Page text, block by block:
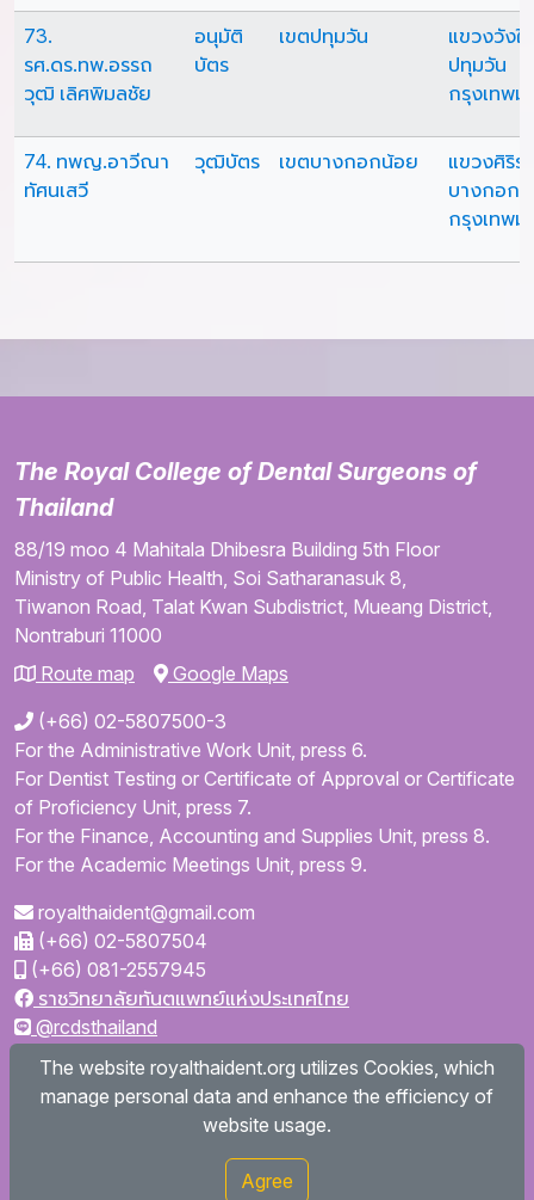
73.
รศ.ดร.ทพ.อรรถ
วุฒิ เลิศพิมลชัย
อนุมัติ
บัตร
เขตปทุมวัน
แขวงวังใ
ปทุมวัน
กรุงเทพม
74. ทพญ.อาวีณา
ทัศนเสวี
วุฒิบัตร เขตบางกอกน้อย
แขวงศิริร
บางกอก
กรุงเทพม
The Royal College of Dental Surgeons of
Thailand
88/19 moo 4 Mahitala Dhibesra Building 5th Floor
Ministry of Public Health, Soi Satharanasuk 8,
Tiwanon Road, Talat Kwan Subdistrict, Mueang District,
Nontraburi 11000
Route map
Google Maps
(+66) 02-5807500-3
For the Administrative Work Unit, press 6.
For Dentist Testing or Certificate of Approval or Certificate
of Proficiency Unit, press 7.
For the Finance, Accounting and Supplies Unit, press 8.
For the Academic Meetings Unit, press 9.
royalthaident@gmail.com
(+66) 02-5807504
(+66) 081-2557945
ราชวิทยาลัยทันตแพทย์แห่งประเทศไทย
@rcdsthailand
royalthaident
Royal College of Dental Surgeons of Thailand
royalthaident.org All rights reserved
The website royalthaident.org utilizes Cookies, which
manage personal data and enhance the efficiency of
website usage.
Agree